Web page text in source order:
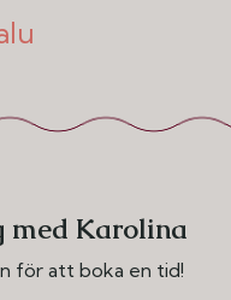
med Karolina
för att boka en tid!